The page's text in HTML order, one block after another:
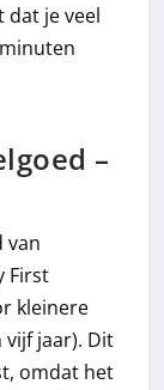
dat je veel
–
van
First
kleinere
vijf jaar). Dit
omdat het